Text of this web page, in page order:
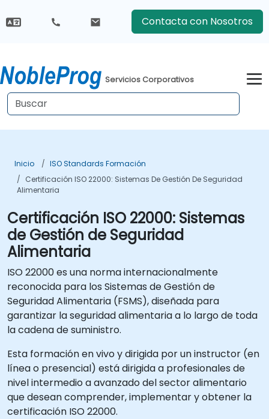
Contacta con Nosotros
Servicios Corporativos
Inicio
ISO Standards Formación
Certificación ISO 22000: Sistemas De Gestión De Seguridad
Alimentaria
Certificación ISO 22000: Sistemas
de Gestión de Seguridad
Alimentaria
ISO 22000 es una norma internacionalmente
reconocida para los Sistemas de Gestión de
Seguridad Alimentaria (FSMS), diseñada para
garantizar la seguridad alimentaria a lo largo de toda
la cadena de suministro.
Esta formación en vivo y dirigida por un instructor (en
línea o presencial) está dirigida a profesionales de
nivel intermedio a avanzado del sector alimentario
que desean comprender, implementar y obtener la
certificación ISO 22000.